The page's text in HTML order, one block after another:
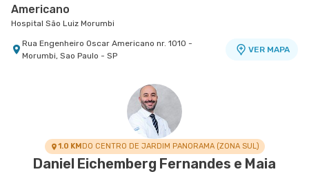
Americano
Hospital São Luiz Morumbi
Rua Engenheiro Oscar Americano nr. 1010 -
Morumbi, Sao Paulo - SP
VER MAPA
1.0 KMDO CENTRO DE JARDIM PANORAMA (ZONA SUL)
Daniel Eichemberg Fernandes e Maia